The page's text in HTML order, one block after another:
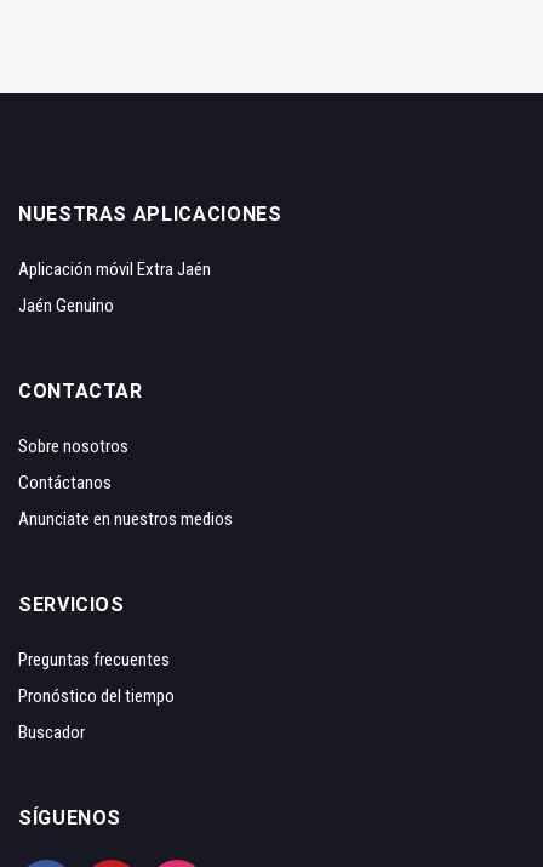
NUESTRAS APLICACIONES
Aplicación móvil Extra Jaén
Jaén Genuino
CONTACTAR
Sobre nosotros
Contáctanos
Anunciate en nuestros medios
SERVICIOS
Preguntas frecuentes
Pronóstico del tiempo
Buscador
SÍGUENOS